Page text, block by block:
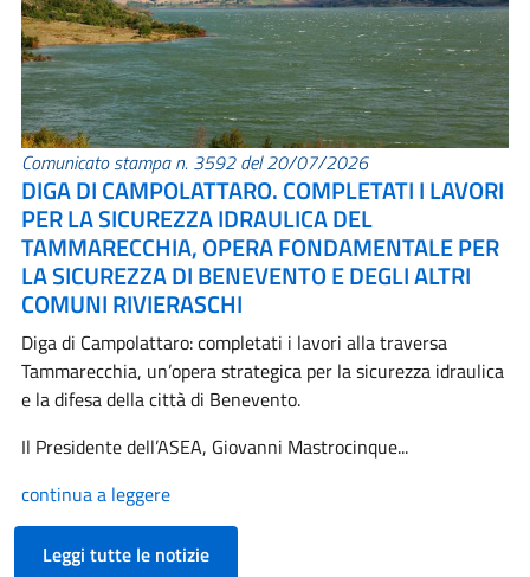
Comunicato stampa n. 3592 del 20/07/2026
DIGA DI CAMPOLATTARO. COMPLETATI I LAVORI
PER LA SICUREZZA IDRAULICA DEL
TAMMARECCHIA, OPERA FONDAMENTALE PER
LA SICUREZZA DI BENEVENTO E DEGLI ALTRI
COMUNI RIVIERASCHI
Diga di Campolattaro: completati i lavori alla traversa
Tammarecchia, un’opera strategica per la sicurezza idraulica
e la difesa della città di Benevento.
Il Presidente dell’ASEA, Giovanni Mastrocinque...
continua a leggere
Leggi tutte le notizie